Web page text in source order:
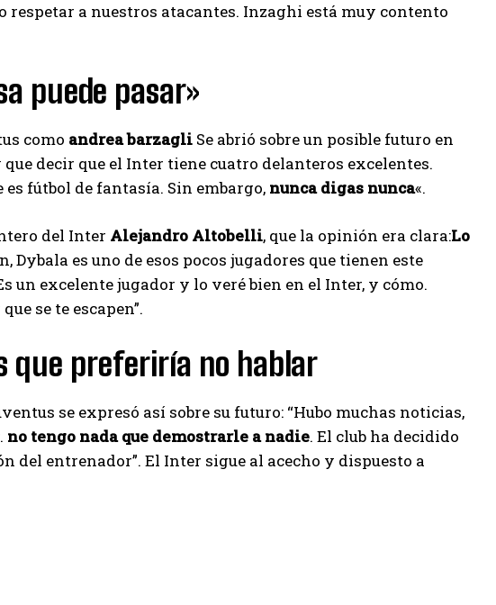
respetar a nuestros atacantes. Inzaghi está muy contento
puede pasar»
como andrea barzagli Se abrió sobre un posible futuro en
decir que el Inter tiene cuatro delanteros excelentes.
es fútbol de fantasía. Sin embargo, nunca digas nunca«.
del Inter Alejandro Altobelli, que la opinión era clara:Lo
es uno de esos pocos jugadores que tienen este
un excelente jugador y lo veré bien en el Inter, y cómo.
se te escapen”.
que preferiría no hablar
se expresó así sobre su futuro: “Hubo muchas noticias,
no tengo nada que demostrarle a nadie. El club ha decidido
del entrenador”. El Inter sigue al acecho y dispuesto a